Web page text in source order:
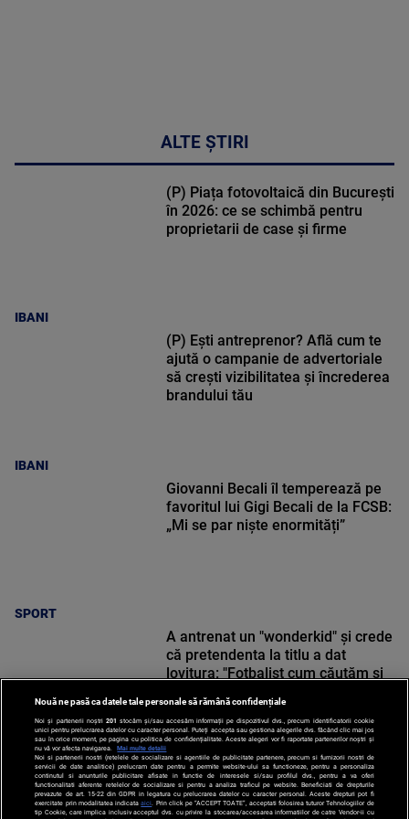
ALTE ȘTIRI
IBANI
(P) Piața fotovoltaică din București
în 2026: ce se schimbă pentru
proprietarii de case și firme
IBANI
(P) Ești antreprenor? Află cum te
ajută o campanie de advertoriale
să crești vizibilitatea și încrederea
brandului tău
SPORT
Giovanni Becali îl temperează pe
favoritul lui Gigi Becali de la FCSB:
„Mi se par niște enormități”
SPORT
A antrenat un "wonderkid" și crede
că pretendenta la titlu a dat
lovitura: "Fotbalist cum căutăm și
Nouă ne pasă ca datele tale personale să rămână confidențiale
Noi și partenerii noștri 201 stocăm și/sau accesăm informații pe dispozitivul dvs., precum identificatorii cookie
unici pentru prelucrarea datelor cu caracter personal. Puteți accepta sau gestiona alegerile dvs. făcând clic mai jos
sau în orice moment, pe pagina cu politica de confidențialitate. Aceste alegeri vor fi raportate partenerilor noștri și
nu vă vor afecta navigarea.
Mai multe detalii
Noi si partenerii nostri (retelele de socializare si agentiile de publicitate partenere, precum si furnizorii nostri de
servicii de date analitice) prelucram date pentru a permite website-ului sa functioneze, pentru a personaliza
continutul si anunturile publicitare afisate in functie de interesele si/sau profilul dvs., pentru a va oferi
functionalitati aferente retelelor de socializare si pentru a analiza traficul pe website. Beneficiati de drepturile
prevazute de art. 15-22 din GDPR in legatura cu prelucrarea datelor cu caracter personal. Aceste drepturi pot fi
exercitate prin modalitatea indicataaici . Prin click pe “ACCEPT TOATE”, acceptati folosirea tuturor Tehnologiilor de
tip Cookie, care implica inclusiv acceptul dvs. cu privire la stocarea/accesarea informatiilor de catre Vendor-ii cu